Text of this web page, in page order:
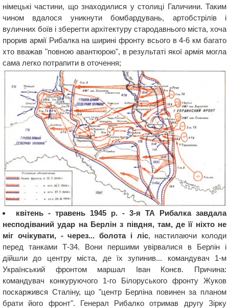
німецькі частини, що знаходилися у столиці Галичини. Таким
чином вдалося уникнути бомбардувань, артобстрілів і
вуличних боїв і зберегти архітектуру стародавнього міста, хоча
прорив армії Рибалка на ширині фронту всього в 4-6 км багато
хто вважав "повною авантюрою", в результаті якої армія могла
сама легко потрапити в оточення;
квітень - травень 1945 р. - 3-я ТА Рибалка завдала
несподіваний удар на Берлін з півдня, там, де її ніхто не
міг очікувати, - через... болота і ліс, настилаючи колоди
перед танками Т-34. Вони першими увірвалися в Берлін і
дійшли до центру міста, де їх зупинив... командувач 1-м
Український фронтом маршал Іван Конєв. Причина:
командувач конкуруючого 1-го Білоруського фронту Жуков
поскаржився Сталіну, що "центр Берліна повинен за планом
брати його фронт". Генерал Рибалко отримав другу Зірку